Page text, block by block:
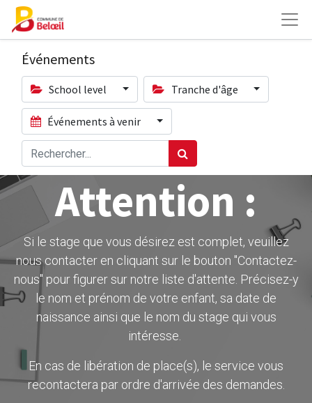
Événements
School level Tranche d'âge
Événements à venir
Attention :
Si le stage que vous désirez est complet, veuillez
nous contacter en cliquant sur le bouton ''Contactez-
nous" pour figurer sur notre liste d'attente. Précisez-y
le nom et prénom de votre enfant, sa date de
naissance ainsi que le nom du stage qui vous
intéresse.
En cas de libération de place(s), le service vous
recontactera par ordre d'arrivée des demandes.